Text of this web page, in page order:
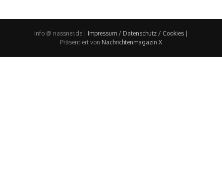
info @ nassner.de | Impressum / Datenschutz / Cookies |
Präsentiert von Nachrichtenmagazin X